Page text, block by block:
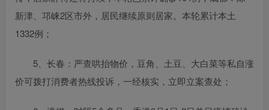
新津、邛崃2区市外，居民继续原则居家。本轮累计本土
1332例；
5、长春：严查哄抬物价，豆角、土豆、大白菜等私自涨
价可拨打消费者热线投诉，一经核实，立即立案查处；